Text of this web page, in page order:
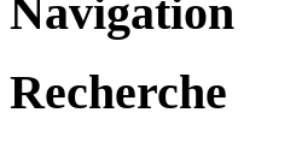
Navigation
Recherche